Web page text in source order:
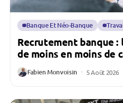
Banque Et Néo-Banque
Recrutement banque
de moins en moins de
Fabien Monvoisin 5 Août 2026